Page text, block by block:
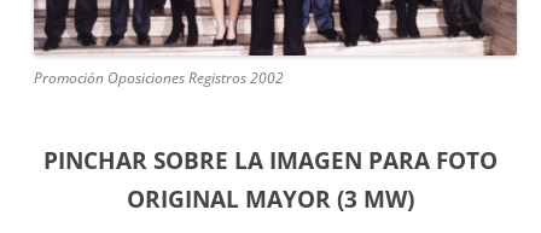
Promoción Oposiciones Registros 2002
PINCHAR SOBRE LA IMAGEN PARA FOTO
ORIGINAL MAYOR (3 MW)